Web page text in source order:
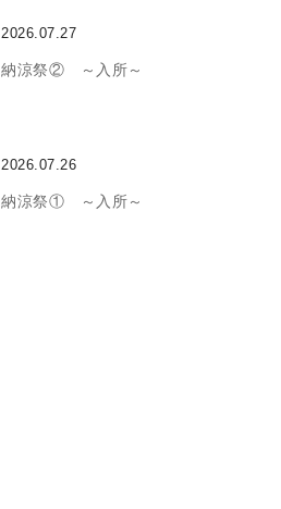
2026.07.27
納涼祭② ～入所～
2026.07.26
納涼祭① ～入所～